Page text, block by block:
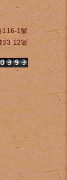
116-1號
33-12號